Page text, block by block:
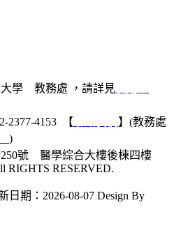
大學 教務處 ，請詳見
2377-4153 【
】(教務處
)
250號 醫學綜合大樓後棟四樓
RIGHTS RESERVED.
日期：2026-08-07 Design By